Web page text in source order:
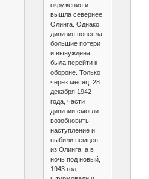
окружения и
вышла севернее
Олинга. Однако
дивизия понесла
большие потери
и вынуждена
была перейти к
обороне. Только
через месяц, 28
декабря 1942
года, части
дивизии смогли
возобновить
наступление и
выбили немцев
из Олинга, а в
ночь под новый,
1943 год